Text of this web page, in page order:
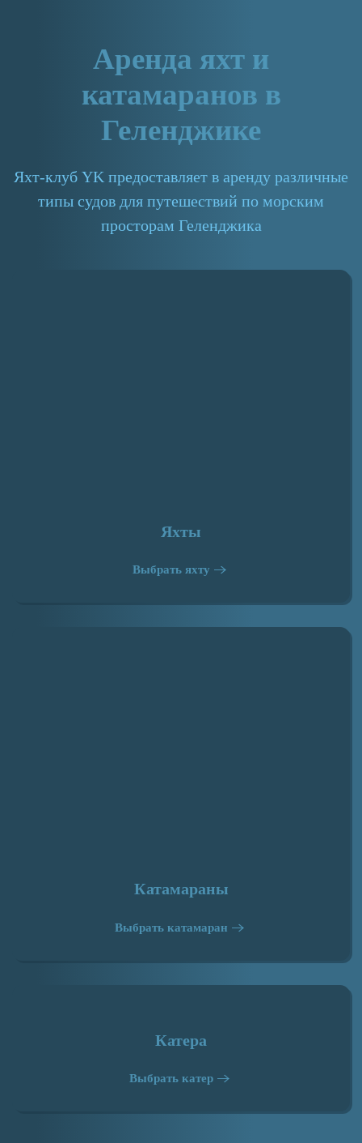
Аренда яхт и
катамаранов в
Геленджике
Яхт-клуб YK предоставляет в аренду различные
типы судов для путешествий по морским
просторам Геленджика
Яхты
Выбрать яхту
Катамараны
Выбрать катамаран
Катера
Выбрать катер